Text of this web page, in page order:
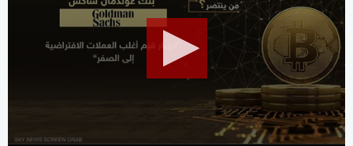
minute,